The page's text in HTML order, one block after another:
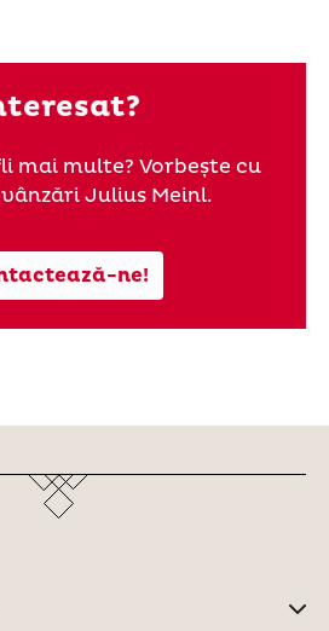
mai multe? Vorbește cu
Julius Meinl.
ne!